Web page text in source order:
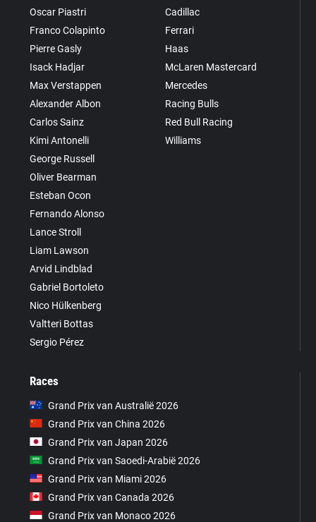
Oscar Piastri
Franco Colapinto
Pierre Gasly
Isack Hadjar
Max Verstappen
Alexander Albon
Carlos Sainz
Kimi Antonelli
George Russell
Oliver Bearman
Esteban Ocon
Fernando Alonso
Lance Stroll
Liam Lawson
Arvid Lindblad
Gabriel Bortoleto
Nico Hülkenberg
Valtteri Bottas
Sergio Pérez
Cadillac
Ferrari
Haas
McLaren Mastercard
Mercedes
Racing Bulls
Red Bull Racing
Williams
Races
Grand Prix van Australië 2026
Grand Prix van China 2026
Grand Prix van Japan 2026
Grand Prix van Saoedi-Arabië 2026
Grand Prix van Miami 2026
Grand Prix van Canada 2026
Grand Prix van Monaco 2026